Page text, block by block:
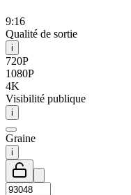
9:16
Qualité de sortie
i
720P
1080P
4K
Visibilité publique
i
Graine
i